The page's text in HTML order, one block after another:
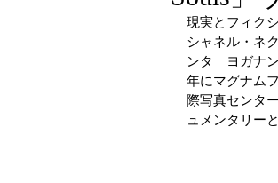
STREET
LIFESTYLE
現実とフィク
シャネル・ネ
ンタ　ヨガナ
年にマグナム
際写真センタ
ュメンタリー